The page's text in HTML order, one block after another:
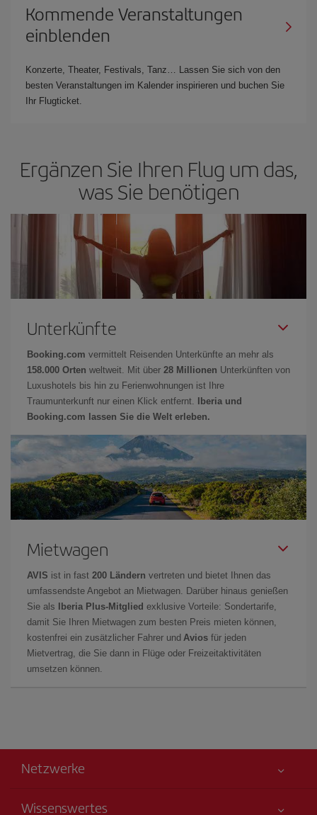
Kommende Veranstaltungen
einblenden
Konzerte, Theater, Festivals, Tanz… Lassen Sie sich von den
besten Veranstaltungen im Kalender inspirieren und buchen Sie
Ihr Flugticket.
Ergänzen Sie Ihren Flug um das,
was Sie benötigen
Unterkünfte
Booking.com vermittelt Reisenden Unterkünfte an mehr als
158.000 Orten weltweit. Mit über 28 Millionen Unterkünften von
Luxushotels bis hin zu Ferienwohnungen ist Ihre
Traumunterkunft nur einen Klick entfernt.
Iberia und
Booking.com lassen Sie die Welt erleben.
Mietwagen
AVIS ist in fast 200 Ländern vertreten und bietet Ihnen das
umfassendste Angebot an Mietwagen. Darüber hinaus genießen
Sie als
Iberia Plus-Mitglied exklusive Vorteile: Sondertarife,
damit Sie Ihren Mietwagen zum besten Preis mieten können,
kostenfrei ein zusätzlicher Fahrer und Avios für jeden
Mietvertrag, die Sie dann in Flüge oder Freizeitaktivitäten
umsetzen können.
Netzwerke
Wissenswertes